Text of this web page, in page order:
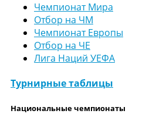
Чемпионат Мира
Отбор на ЧМ
Чемпионат Европы
Отбор на ЧЕ
Лига Наций УЕФА
Турнирные таблицы
Национальные чемпионаты